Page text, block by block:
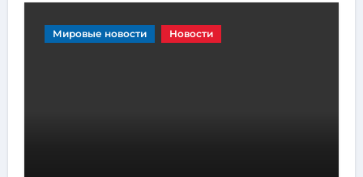
Мировые новости Новости